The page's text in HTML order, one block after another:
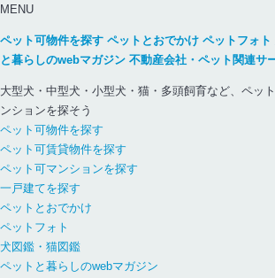
MENU
ペット可物件を探す ペットとおでかけ ペットフォト
と暮らしのwebマガジン 不動産会社・ペット関連サ
大型犬・中型犬・小型犬・猫・多頭飼育など、ペッ
ンションを探そう
ペット可物件を探す
ペット可賃貸物件を探す
ペット可マンションを探す
一戸建てを探す
ペットとおでかけ
ペットフォト
犬図鑑・猫図鑑
ペットと暮らしのwebマガジン